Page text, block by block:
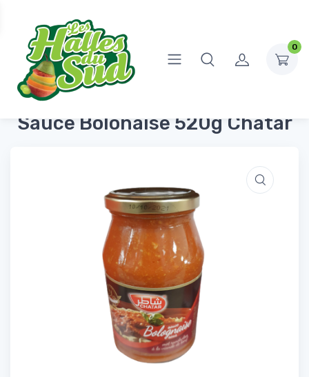
0
Accueil Conserves et Bocaux
Sauce Bolonaise 520g Chatar
Sauce Bolonaise 520g Chatar